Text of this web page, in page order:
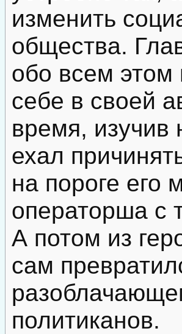
изменить
общества.
обо всем этом
себе в своей
время, изучив
ехал
на пороге его
операторша с
А потом из
сам
политиканов.